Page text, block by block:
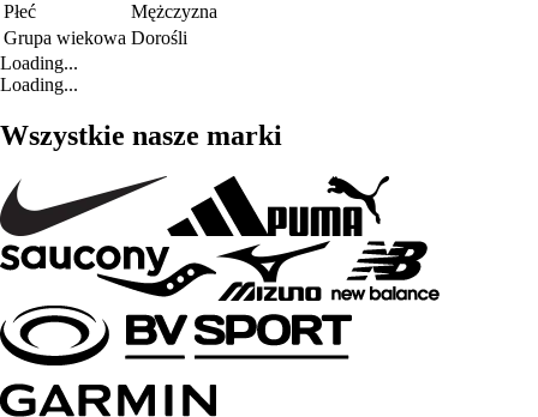
Płeć
Mężczyzna
Grupa wiekowa Dorośli
Loading...
Loading...
Wszystkie nasze marki